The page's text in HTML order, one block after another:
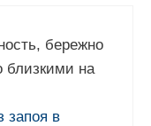
бережно
близкими на
запоя в